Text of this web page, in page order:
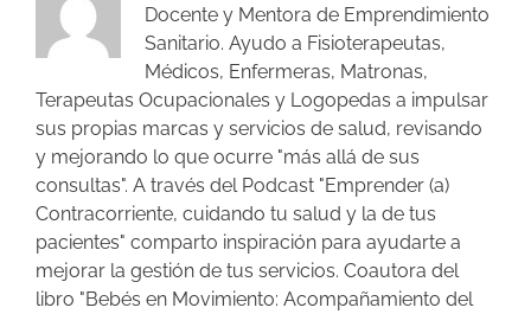
Docente y Mentora de Emprendimiento
Sanitario. Ayudo a Fisioterapeutas,
Médicos, Enfermeras, Matronas,
Terapeutas Ocupacionales y Logopedas a impulsar
sus propias marcas y servicios de salud, revisando
y mejorando lo que ocurre "más allá de sus
consultas". A través del Podcast "Emprender (a)
Contracorriente, cuidando tu salud y la de tus
pacientes" comparto inspiración para ayudarte a
mejorar la gestión de tus servicios. Coautora del
libro "Bebés en Movimiento: Acompañamiento del